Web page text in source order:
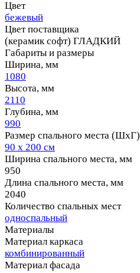
Цвет
бежевый
Цвет поставщика
(керамик софт) ГЛАДКИЙ
Габариты и размеры
Ширина, мм
1080
Высота, мм
2110
Глубина, мм
990
Размер спального места (ШхГ)
90 х 200 см
Ширина спального места, мм
950
Длина спального места, мм
2040
Количество спальных мест
односпальный
Материалы
Материал каркаса
комбинированный
Материал фасада